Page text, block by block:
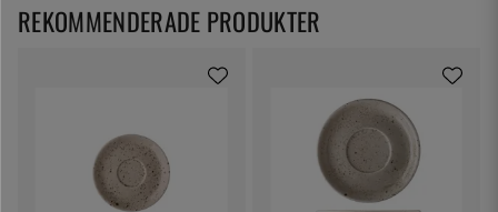
REKOMMENDERADE PRODUKTER